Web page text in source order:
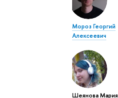
Мороз Георгий
Алексеевич
Шеянова Мария